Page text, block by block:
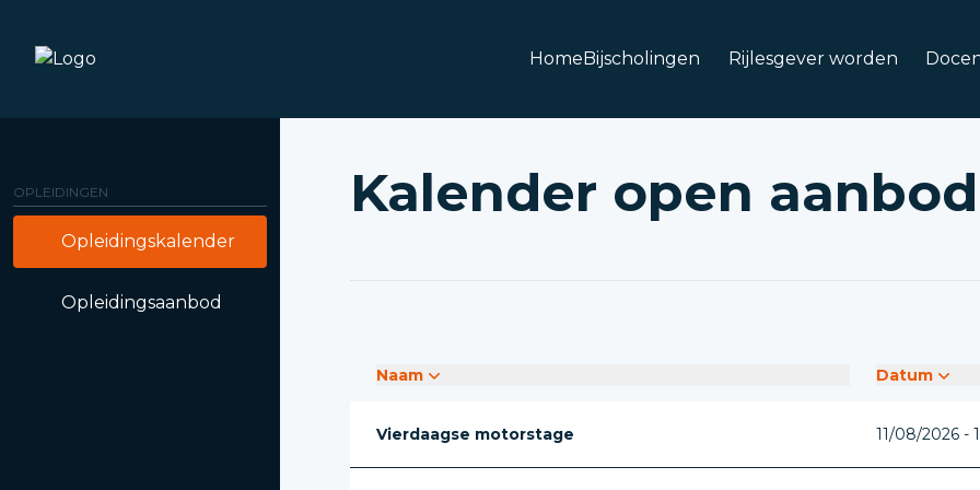
HomeBijscholingen Rijlesgever worden
OPLEIDINGEN
Opleidingskalender
Opleidingsaanbod
Kalender open aanbod
Naam Datum
Vierdaagse motorstage 11/08/2026 -